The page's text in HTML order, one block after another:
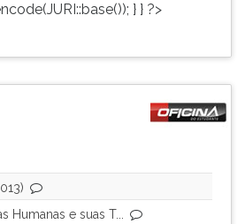
} } ?>
Humanas e suas T...